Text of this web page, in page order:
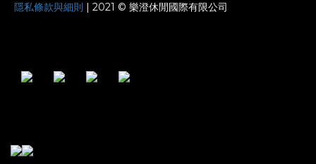
隱私條款與細則 | 2021 © 樂澄休閒國際有限公司